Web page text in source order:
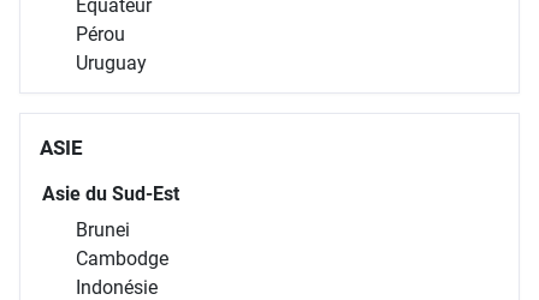
Équateur
Pérou
Uruguay
ASIE
Asie du Sud-Est
Brunei
Cambodge
Indonésie